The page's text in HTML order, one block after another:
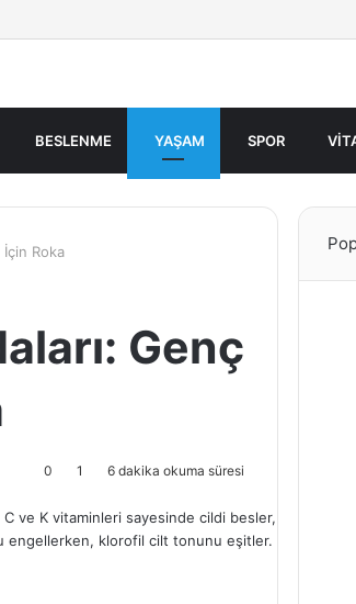
BESLENME YAŞAM SPOR
İçin Roka
Genç
0 1 6 dakika okuma süresi
ve K vitaminleri sayesinde cildi besler,
engellerken, klorofil cilt tonunu eşitler.